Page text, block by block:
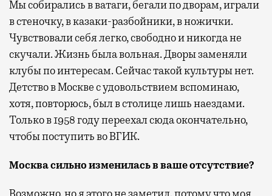
Мы собирались в ватаги, бегали по дворам, играли
в стеночку, в казаки-разбойники, в ножички.
Чувствовали себя легко, свободно и никогда не
скучали. Жизнь была вольная. Дворы заменяли
клубы по интересам. Сейчас такой культуры нет.
Детство в Москве с удовольствием вспоминаю,
хотя, повторюсь, был в столице лишь наездами.
Только в 1958 году переехал сюда окончательно,
чтобы поступить во ВГИК.
Москва сильно изменилась в ваше отсутствие?